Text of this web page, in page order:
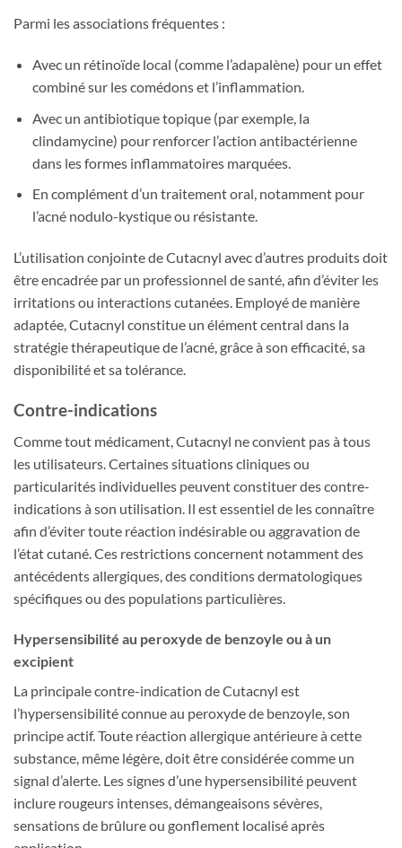
Parmi les associations fréquentes :
Avec un rétinoïde local (comme l’adapalène) pour un effet
combiné sur les comédons et l’inflammation.
Avec un antibiotique topique (par exemple, la
clindamycine) pour renforcer l’action antibactérienne
dans les formes inflammatoires marquées.
En complément d’un traitement oral, notamment pour
l’acné nodulo-kystique ou résistante.
L’utilisation conjointe de Cutacnyl avec d’autres produits doit
être encadrée par un professionnel de santé, afin d’éviter les
irritations ou interactions cutanées. Employé de manière
adaptée, Cutacnyl constitue un élément central dans la
stratégie thérapeutique de l’acné, grâce à son efficacité, sa
disponibilité et sa tolérance.
Contre-indications
Comme tout médicament, Cutacnyl ne convient pas à tous
les utilisateurs. Certaines situations cliniques ou
particularités individuelles peuvent constituer des contre-
indications à son utilisation. Il est essentiel de les connaître
afin d’éviter toute réaction indésirable ou aggravation de
l’état cutané. Ces restrictions concernent notamment des
antécédents allergiques, des conditions dermatologiques
spécifiques ou des populations particulières.
Hypersensibilité au peroxyde de benzoyle ou à un
excipient
La principale contre-indication de Cutacnyl est
l’hypersensibilité connue au peroxyde de benzoyle, son
principe actif. Toute réaction allergique antérieure à cette
substance, même légère, doit être considérée comme un
signal d’alerte. Les signes d’une hypersensibilité peuvent
inclure rougeurs intenses, démangeaisons sévères,
sensations de brûlure ou gonflement localisé après